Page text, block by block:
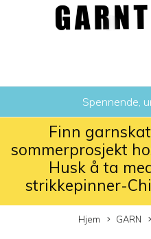
Spennende,
Finn
sommerprosjekt
Husk å ta
strikkepinner-
Hjem GARN